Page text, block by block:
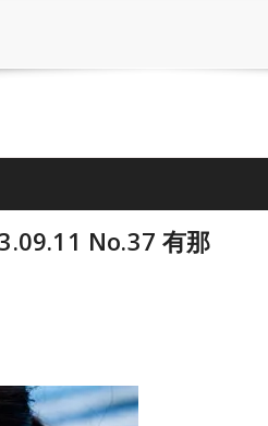
No.37 有那